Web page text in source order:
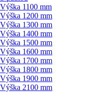
Výška 1100 mm
Výška 1200 mm
Výška 1300 mm
Výška 1400 mm
Výška 1500 mm
Výška 1600 mm
Výška 1700 mm
Výška 1800 mm
Výška 1900 mm
Výška 2100 mm